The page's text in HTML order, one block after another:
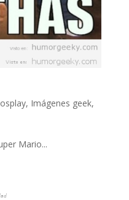
, Imágenes geek,
Mario...